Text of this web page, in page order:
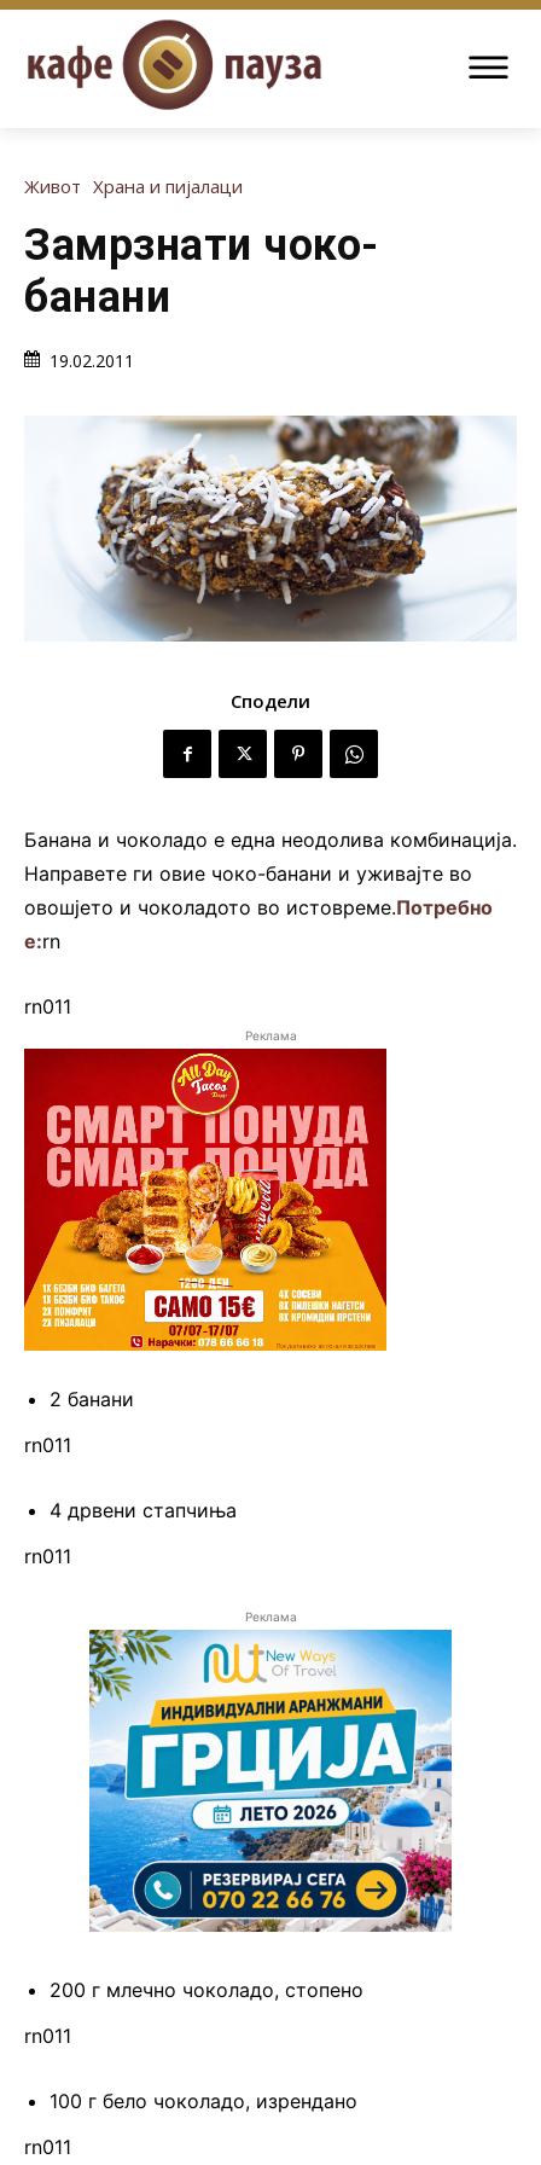
Живот Храна и пијалаци
Замрзнати чоко-
банани
19.02.2011
Сподели
Банана и чоколадо е една неодолива комбинација.
Направете ги овие чоко-банани и уживајте во
овошјето и чоколадото во истовреме.Потребно
е:rn
rn011
Реклама
2 банани
rn011
4 дрвени стапчиња
rn011
Реклама
200 г млечно чоколадо, стопено
rn011
100 г бело чоколадо, изрендано
rn011